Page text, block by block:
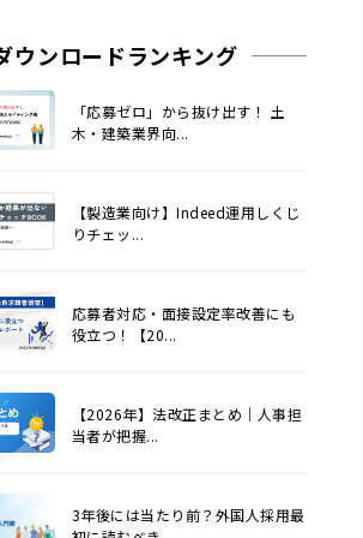
ウンロードランキング
「応募ゼロ」から抜け出す！ 土
木・建築業界向...
【製造業向け】Indeed運用しくじ
りチェッ...
応募者対応・面接設定率改善にも
役立つ！【20...
【2026年】法改正まとめ｜人事担
当者が把握...
3年後には当たり前？外国人採用最